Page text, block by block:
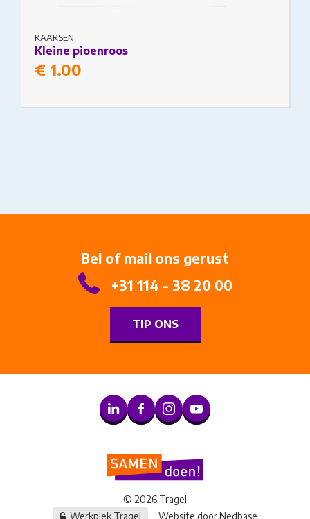
KAARSEN
Kleine pioenroos
€ 1.00
Bel of mail ons gerust
+31 114 - 38 20 00
TIP ONS
© 2026 Tragel
Werkplek Tragel
Website doorNedbase